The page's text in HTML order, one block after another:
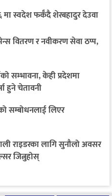
स्वदेश फर्कँदै शेरबहादुर देउवा
वितरण र नवीकरण सेवा ठप्प,
सम्भावना, केही प्रदेशमा
हुने चेतावनी
सम्बोधनलाई लिएर
राइडरका लागि सुनौलो अवसर
जित्नुहोस्